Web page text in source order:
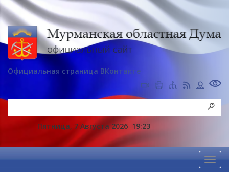
Официальная страница ВКонтакте
Пятница, 7 Августа 2026 19:23